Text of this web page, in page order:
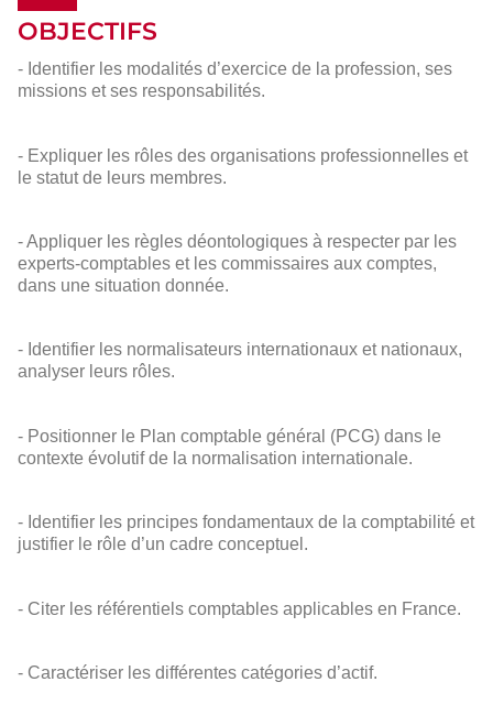
OBJECTIFS
- Identifier les modalités d’exercice de la profession, ses
missions et ses responsabilités.
- Expliquer les rôles des organisations professionnelles et
le statut de leurs membres.
- Appliquer les règles déontologiques à respecter par les
experts-comptables et les commissaires aux comptes,
dans une situation donnée.
- Identifier les normalisateurs internationaux et nationaux,
analyser leurs rôles.
- Positionner le Plan comptable général (PCG) dans le
contexte évolutif de la normalisation internationale.
- Identifier les principes fondamentaux de la comptabilité et
justifier le rôle d’un cadre conceptuel.
- Citer les référentiels comptables applicables en France.
- Caractériser les différentes catégories d’actif.